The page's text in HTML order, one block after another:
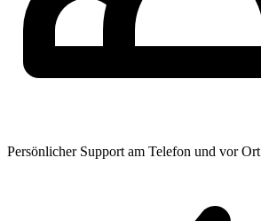
Persönlicher Support am Telefon und vor Ort